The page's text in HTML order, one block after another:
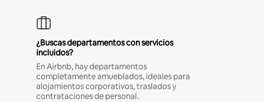
¿Buscas departamentos con servicios
incluidos?
En Airbnb, hay departamentos
completamente amueblados, ideales para
alojamientos corporativos, traslados y
contrataciones de personal.